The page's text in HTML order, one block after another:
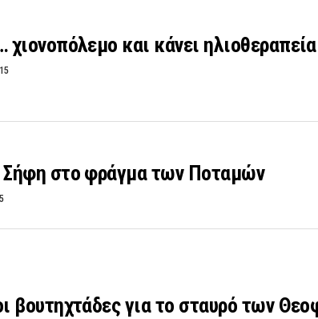
και κάνει ηλιοθεραπεία
Σήφη στο φράγμα των Ποταμών
βουτηχτάδες για το σταυρό των